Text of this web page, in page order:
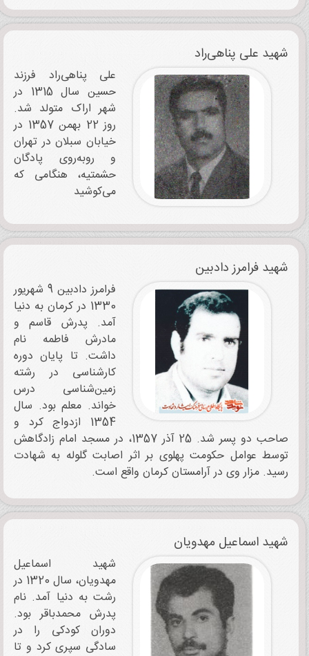
شهید علی پناهی‌راد
علی پناهی‌راد فرزند
حسین سال 1315 در
شهر اراک متولد شد.
روز 22 بهمن 1357 در
خیابان سبلان در تهران
و روبه‌روی پادگان
حشمتیه، هنگامی که
می‌کوشید
شهید فرامرز دادبین
فرامرز دادبین 9 شهریور
1330 در کرمان به دنیا
آمد. پدرش قاسم و
مادرش فاطمه نام
داشت. تا پایان دوره
کارشناسی در رشته
زمین‌شناسی درس
خواند. معلم بود. سال
1354 ازدواج کرد و
صاحب دو پسر شد. 25 آذر 1357، در مسجد امام زادگاهش
توسط عوامل حکومت پهلوی بر اثر اصابت گلوله به شهادت
رسید. مزار وی در آرامستان کرمان واقع است.
شهید اسماعیل مهدویان
شهید اسماعیل
مهدویان، سال 1320 در
رشت به دنیا آمد. نام
پدرش محمدباقر بود.
دوران کودکی را در
سادگی سپری کرد و تا